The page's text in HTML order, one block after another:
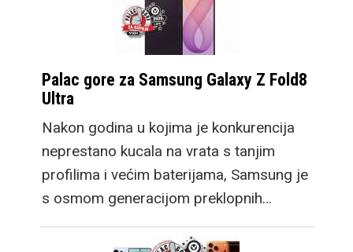
Palac gore za Samsung Galaxy Z Fold8
Ultra
Nakon godina u kojima je konkurencija
neprestano kucala na vrata s tanjim
profilima i većim baterijama, Samsung je
s osmom generacijom preklopnih…